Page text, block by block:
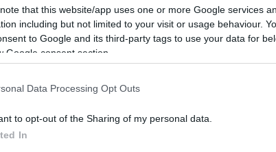
that this website/app uses one or more Google services
including but not limited to your visit or usage behaviour.
to Google and its third-party tags to use your data for
Google consent section.
Data Processing Opt Outs
to opt-out of the Sharing of my personal data.
In
a